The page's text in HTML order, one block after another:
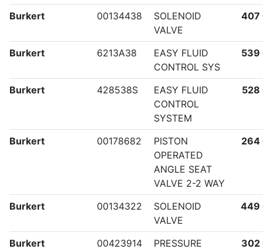
Burkert 00134438
SOLENOID
VALVE
407
Burkert 6213A38
EASY FLUID
CONTROL SYS
539
Burkert 428538S
EASY FLUID
CONTROL
SYSTEM
528
Burkert 00178682
PISTON
OPERATED
ANGLE SEAT
VALVE 2-2 WAY
264
Burkert 00134322
SOLENOID
VALVE
449
Burkert 00423914
PRESSURE
302